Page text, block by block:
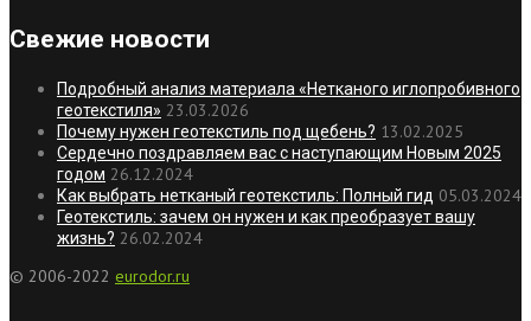
Свежие новости
Подробный анализ материала «Нетканого иглопробивного
геотекстиля» 23.03.2026
Почему нужен геотекстиль под щебень? 13.02.2025
Сердечно поздравляем вас с наступающим Новым 2025
годом 26.12.2024
Как выбрать нетканый геотекстиль: Полный гид 05.03.2024
Геотекстиль: зачем он нужен и как преобразует вашу
жизнь? 26.02.2024
© 2006-2022 eurodor.ru